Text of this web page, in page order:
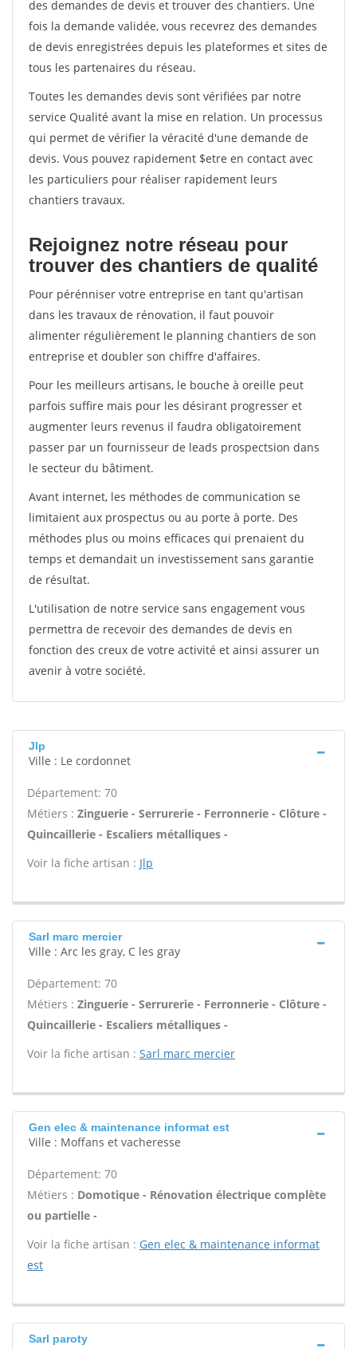
des demandes de devis et trouver des chantiers. Une
fois la demande validée, vous recevrez des demandes
de devis enregistrées depuis les plateformes et sites de
tous les partenaires du réseau.
Toutes les demandes devis sont vérifiées par notre
service Qualité avant la mise en relation. Un processus
qui permet de vérifier la véracité d'une demande de
devis. Vous pouvez rapidement $etre en contact avec
les particuliers pour réaliser rapidement leurs
chantiers travaux.
Rejoignez notre réseau pour
trouver des chantiers de qualité
Pour pérénniser votre entreprise en tant qu'artisan
dans les travaux de rénovation, il faut pouvoir
alimenter régulièrement le planning chantiers de son
entreprise et doubler son chiffre d'affaires.
Pour les meilleurs artisans, le bouche à oreille peut
parfois suffire mais pour les désirant progresser et
augmenter leurs revenus il faudra obligatoirement
passer par un fournisseur de leads prospectsion dans
le secteur du bâtiment.
Avant internet, les méthodes de communication se
limitaient aux prospectus ou au porte à porte. Des
méthodes plus ou moins efficaces qui prenaient du
temps et demandait un investissement sans garantie
de résultat.
L'utilisation de notre service sans engagement vous
permettra de recevoir des demandes de devis en
fonction des creux de votre activité et ainsi assurer un
avenir à votre société.
Jlp
Ville : Le cordonnet
Département: 70
Métiers : Zinguerie - Serrurerie - Ferronnerie - Clôture -
Quincaillerie - Escaliers métalliques -
Voir la fiche artisan : Jlp
Sarl marc mercier
Ville : Arc les gray, C les gray
Département: 70
Métiers : Zinguerie - Serrurerie - Ferronnerie - Clôture -
Quincaillerie - Escaliers métalliques -
Voir la fiche artisan : Sarl marc mercier
Gen elec & maintenance informat est
Ville : Moffans et vacheresse
Département: 70
Métiers : Domotique - Rénovation électrique complète
ou partielle -
Voir la fiche artisan : Gen elec & maintenance informat
est
Sarl paroty